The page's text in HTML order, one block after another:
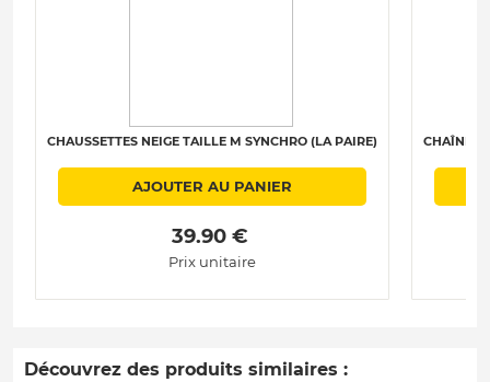
CHAUSSETTES NEIGE TAILLE M SYNCHRO (LA PAIRE)
AJOUTER AU PANIER
39.90 €
Prix unitaire
CHAÎNES
Découvrez des produits similaires :